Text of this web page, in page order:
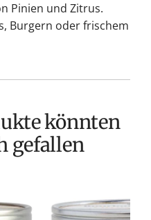
Pinien und Zitrus.
Burgern oder frischem
gefallen